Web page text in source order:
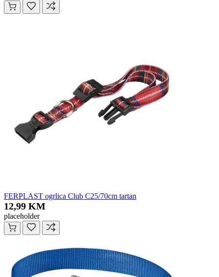
FERPLAST ogrlica Club C25/70cm tartan
12,99 KM
placeholder